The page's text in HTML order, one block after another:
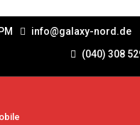
info@galaxy-nord.de
(040) 308